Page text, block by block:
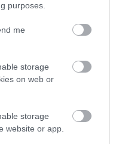
purposes.
me
storage
on web or
storage
website or app.
1558-ban